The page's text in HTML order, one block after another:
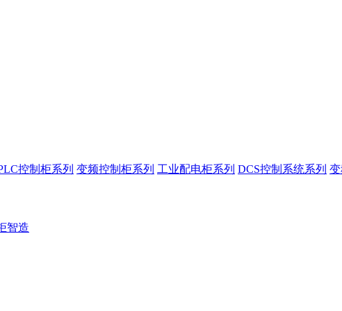
控制柜系列 变频控制柜系列 工业配电柜系列 DCS控制系统系列
智造